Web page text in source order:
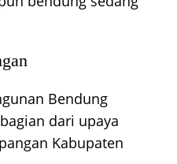
Bendung
dari upaya
Kabupaten